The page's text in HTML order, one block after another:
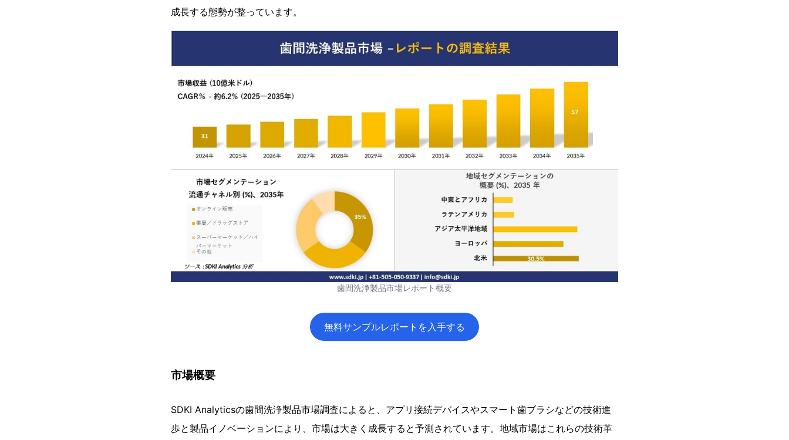
成長する態勢が整っています。
歯間洗浄製品市場レポート概要
無料サンプルレポートを入手する
市場概要
SDKI Analyticsの歯間洗浄製品市場調査によると、アプリ接続デバイスやスマート歯ブラシなどの技術進
歩と製品イノベーションにより、市場は大きく成長すると予測されています。地域市場はこれらの技術革